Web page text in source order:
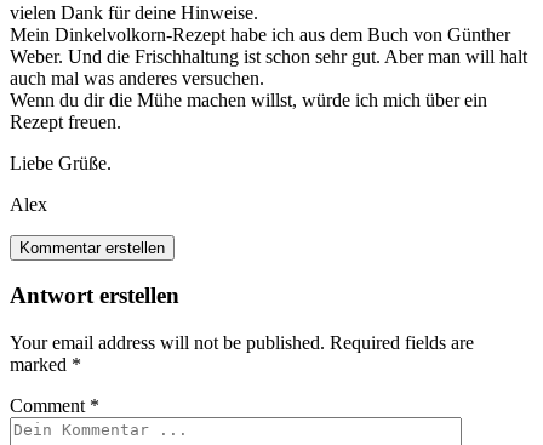
vielen Dank für deine Hinweise.
Mein Dinkelvolkorn-Rezept habe ich aus dem Buch von Günther
Weber. Und die Frischhaltung ist schon sehr gut. Aber man will halt
auch mal was anderes versuchen.
Wenn du dir die Mühe machen willst, würde ich mich über ein
Rezept freuen.
Liebe Grüße.
Alex
Kommentar erstellen
Antwort erstellen
Your email address will not be published. Required fields are
marked *
Comment *